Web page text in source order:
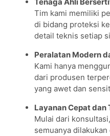
Tim kami memiliki
di bidang proteksi
detail teknis setiap
Peralatan Modern
Kami hanya
dari produsen
yang awet dan
Layanan Cepat dan
Mulai dari
semuanya